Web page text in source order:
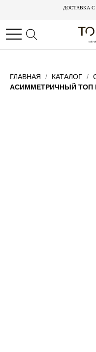
ДОСТАВКА
ДОСТАВКА
ГЛАВНАЯ КАТАЛОГ
АСИММЕТРИЧНЫЙ ТОП